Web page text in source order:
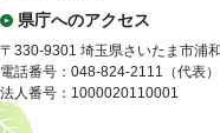
県庁へのアクセス
〒330-9301 埼玉県さいたま市浦
電話番号：048-824-2111（代表）
法人番号：1000020110001